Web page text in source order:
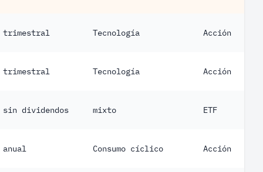
trimestral Tecnología Acción
trimestral Tecnología Acción
sin dividendos mixto ETF
anual Consumo cíclico Acción